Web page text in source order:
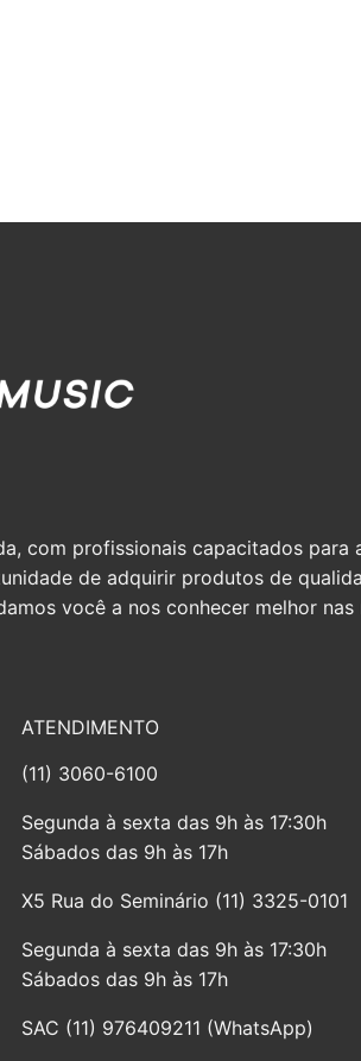
com profissionais capacitados
de adquirir produtos de
você a nos conhecer melhor nas
ATENDIMENTO
(11) 3060-6100
Segunda à sexta das 9h às 17:30h
Sábados das 9h às 17h
X5 Rua do Seminário (11) 3325-0101
Segunda à sexta das 9h às 17:30h
Sábados das 9h às 17h
SAC (11) 976409211 (WhatsApp)